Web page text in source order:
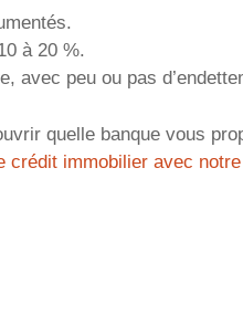
à 20 %.
avec peu ou pas
quelle banque vous
crédit immobilier avec